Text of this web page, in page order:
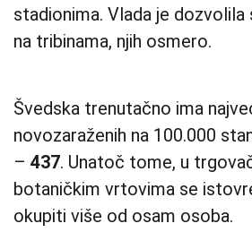
stadionima. Vlada je dozvolila
na tribinama, njih osmero.
Švedska trenutačno ima
novozaraženih na 100.000
– 437. Unatoč tome, u
botaničkim vrtovima se
okupiti više od osam osoba.